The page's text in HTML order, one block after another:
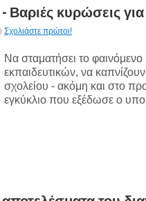
κυρώσεις
Σχολιάστε πρώτοι!
Να σταματήσει το
εκπαιδευτικών, να
σχολείου - ακόμη και στο
εγκύκλιο που εξέδωσε ο